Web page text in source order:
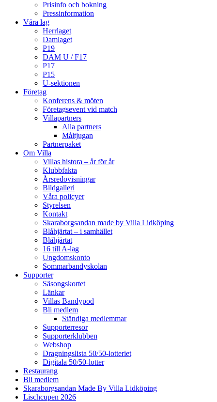
Prisinfo och bokning
Pressinformation
Våra lag
Herrlaget
Damlaget
P19
DAM U / F17
P17
P15
U-sektionen
Företag
Konferens & möten
Företagsevent vid match
Villapartners
Alla partners
Måltjugan
Partnerpaket
Om Villa
Villas histora – år för år
Klubbfakta
Årsredovisningar
Bildgalleri
Våra policyer
Styrelsen
Kontakt
Skaraborgsandan made by Villa Lidköping
Blåhjärtat – i samhället
Blåhjärtat
16 till A-lag
Ungdomskonto
Sommarbandyskolan
Supporter
Säsongskortet
Länkar
Villas Bandypod
Bli medlem
Ständiga medlemmar
Supporterresor
Supporterklubben
Webshop
Dragningslista 50/50-lotteriet
Digitala 50/50-lotter
Restaurang
Bli medlem
Skaraborgsandan Made By Villa Lidköping
Lischcupen 2026